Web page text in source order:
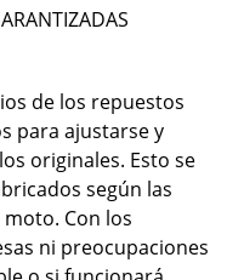
de los repuestos
para ajustarse y
originales. Esto se
según las
Con los
ni preocupaciones